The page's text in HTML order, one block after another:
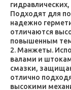
Подходят для
надежно
отличаются
повышенным
Манжеты.
валами и
смазки,
отлично
высокими